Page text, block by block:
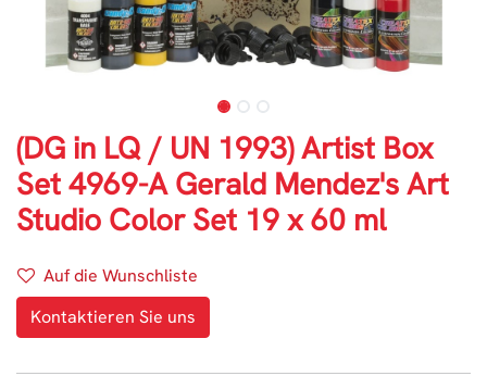
(DG in LQ / UN 1993) Artist Box
Set 4969-A Gerald Mendez's Art
Studio Color Set 19 x 60 ml
Auf die Wunschliste
Kontaktieren Sie uns